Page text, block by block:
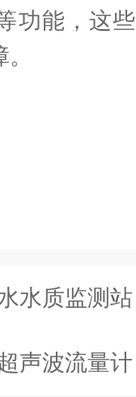
功能，这
质监测站：守
流量计：从原理